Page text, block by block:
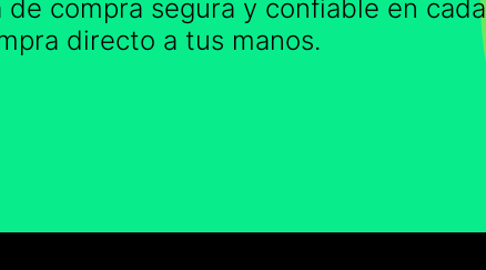
de compra segura y confiable en cada
directo a tus manos.